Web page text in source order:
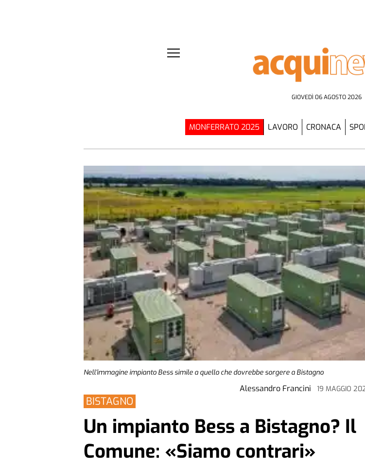
GIOVEDÌ 06 AGOSTO 2026
MONFERRATO 2025 LAVORO CRONACA
Nell'immagine impianto Bess simile a quello che dovrebbe sorgere a Bistagno
Alessandro Francini 19 MAGGIO
BISTAGNO
Un impianto Bess a Bistagno? Il
Comune: «Siamo contrari»